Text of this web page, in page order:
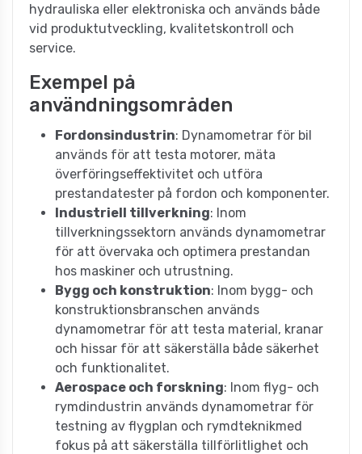
hydrauliska eller elektroniska och används både
vid produktutveckling, kvalitetskontroll och
service.
Exempel på
användningsområden
Fordonsindustrin: Dynamometrar för bil
används för att testa motorer, mäta
överföringseffektivitet och utföra
prestandatester på fordon och komponenter.
Industriell tillverkning: Inom
tillverkningssektorn används dynamometrar
för att övervaka och optimera prestandan
hos maskiner och utrustning.
Bygg och konstruktion: Inom bygg- och
konstruktionsbranschen används
dynamometrar för att testa material, kranar
och hissar för att säkerställa både säkerhet
och funktionalitet.
Aerospace och forskning: Inom flyg- och
rymdindustrin används dynamometrar för
testning av flygplan och rymdteknikmed
fokus på att säkerställa tillförlitlighet och